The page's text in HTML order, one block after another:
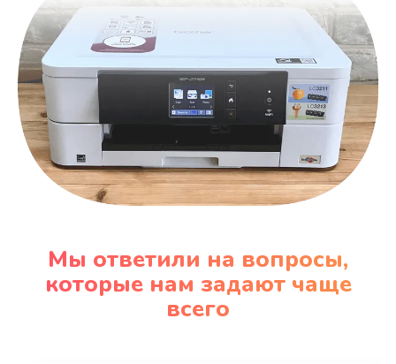
Мы ответили на вопросы,
которые нам задают чаще
всего